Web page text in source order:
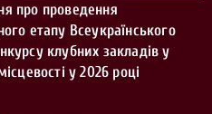
про проведення
етапу Всеукраїнського
клубних закладів у
у 2026 році